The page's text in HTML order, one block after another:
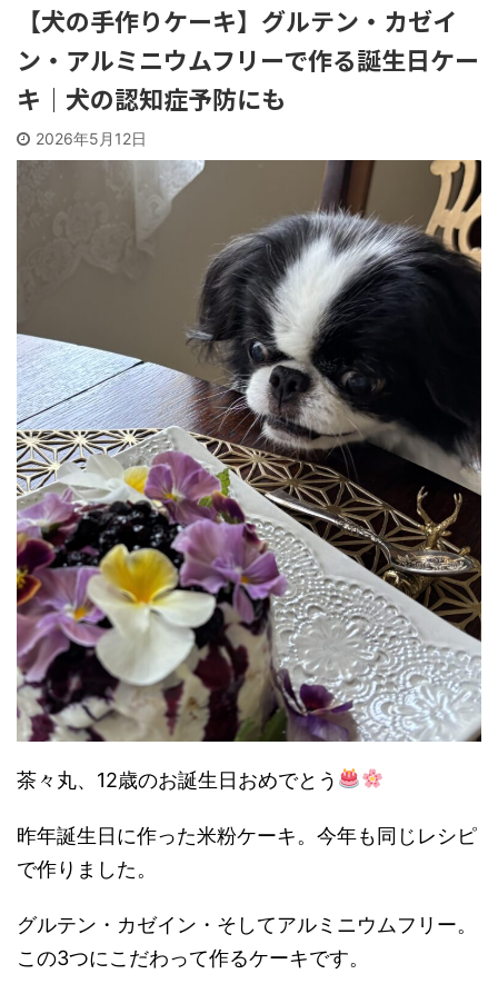
防
ル
日較差（にちこうさ）が小さいとき
は、短頭種注意！ 食べたもの、食材
グルテンフリー、カゼ ...
を感
「い
に室
【犬の手作りケーキ】グルテン・カゼイ
ン・アルミニウムフリーで作る誕生日ケー
キ｜犬の認知症予防にも
2026年5月12日
茶々丸、12歳のお誕生日おめでとう
昨年誕生日に作った米粉ケーキ。今年も同じレシピ
で作りました。
グルテン・カゼイン・そしてアルミニウムフリー。
この3つにこだわって作るケーキです。